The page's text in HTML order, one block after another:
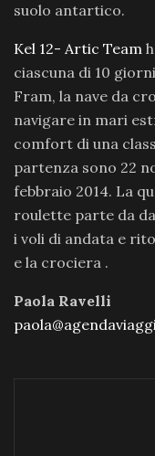
suolo antartico.
Kel 12- Artic Team
ciascuna di 10
Fram, la nave da
navigare in mari
comfort di una
partenza sono 22
febbraio 2014. La
roulette parte da
i voli di andata e
e la crociera .
Paola Ravelli